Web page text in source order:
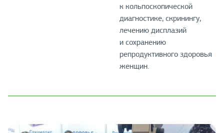
к кольпоскопической
диагностике, скринингу,
лечению дисплазий
и сохранению
репродуктивного здоровья
женщин.